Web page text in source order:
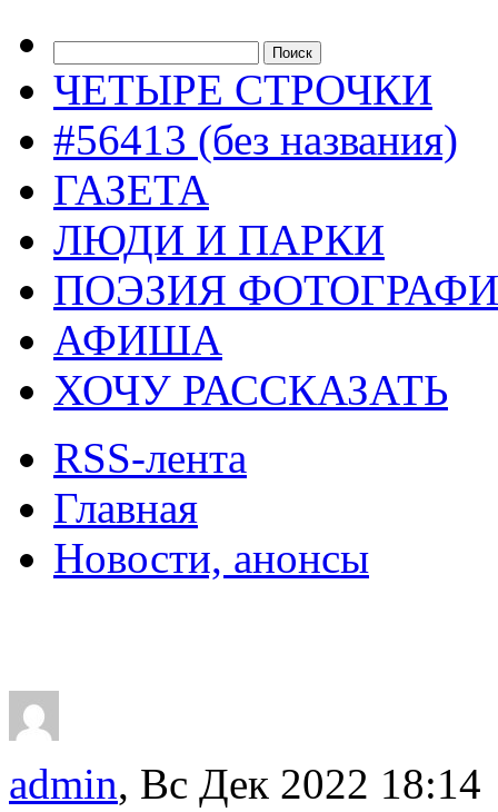
ЧЕТЫРЕ СТРОЧКИ
#56413 (без названия)
ГАЗЕТА
ЛЮДИ И ПАРКИ
ПОЭЗИЯ
АФИША
ХОЧУ РАССКАЗАТЬ
RSS-лента
Главная
Новости, анонсы
admin, Вс Дек 2022 18:14